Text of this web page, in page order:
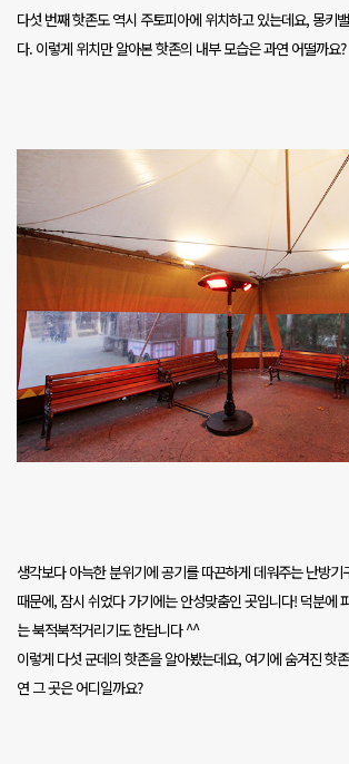
다섯 번째 핫존도 역시 주토피아에 위치하고 있는데요, 몽키
다. 이렇게 위치만 알아본 핫존의 내부 모습은 과연 어떨까요?
생각보다 아늑한 분위기에 공기를 따끈하게 데워주는 난방기
때문에,잠시 쉬었다 가기에는 안성맞춤인 곳입니다! 덕분에
는 북적북적거리기도 한답니다^^
이렇게 다섯 군데의 핫존을 알아봤는데요, 여기에 숨겨진 핫
연 그 곳은 어디일까요?